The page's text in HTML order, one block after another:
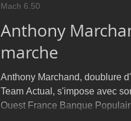
Anthony
marche
Anthony Marchand, doublure
Team Actual, s'impose avec
Ouest France Banque
Mach 6.50